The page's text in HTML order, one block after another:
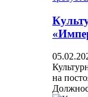
на